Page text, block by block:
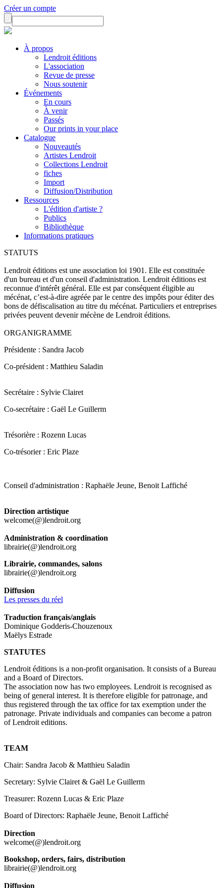
Créer un compte
À propos
Lendroit éditions
L'association
Revue de presse
Nous soutenir
Événements
En cours
À venir
Passés
Our prints in your place
Catalogue
Nouveautés
Artistes Lendroit
Collections Lendroit
fiches
Import
Diffusion/Distribution
Ressources
L'édition d'artiste ?
Publics
Bibliothèque
Informations pratiques
STATUTS
Lendroit éditions est une association loi 1901. Elle est constituée
d'un bureau et d'un conseil d'administration. Lendroit éditions est
reconnue d'intérêt général. Elle est par conséquent éligible au
mécénat, c’est-à-dire agréée par le centre des impôts pour éditer des
bons de défiscalisation au titre du mécénat. Particuliers et entreprises
privées peuvent devenir mécène de Lendroit éditions.
ORGANIGRAMME
Présidente : Sandra Jacob
Co-président : Matthieu Saladin
Secrétaire : Sylvie Clairet
Co-secrétaire : Gaël Le Guillerm
Trésorière : Rozenn Lucas
Co-trésorier : Eric Plaze
Conseil d'administration : Raphaële Jeune, Benoit Laffiché
Direction artistique
welcome(@)lendroit.org
Administration & coordination
librairie(@)lendroit.org
Librairie, commandes, salons
librairie(@)lendroit.org
Diffusion
Les presses du réel
Traduction français/anglais
Dominique Godderis-Chouzenoux
Maëlys Estrade
STATUTES
Lendroit éditions is a non-profit organisation. It consists of a Bureau
and a Board of Directors.
The association now has two employees. Lendroit is recognised as
being of general interest. It is therefore eligible for patronage, and
thus registered through the tax office for tax exemption under the
patronage. Private individuals and companies can become a patron
of Lendroit editions.
TEAM
Chair: Sandra Jacob & Matthieu Saladin
Secretary: Sylvie Clairet & Gaël Le Guillerm
Treasurer: Rozenn Lucas & Eric Plaze
Board of Directors: Raphaële Jeune, Benoit Laffiché
Direction
welcome(@)lendroit.org
Bookshop, orders, fairs, distribution
librairie(@)lendroit.org
Diffusion